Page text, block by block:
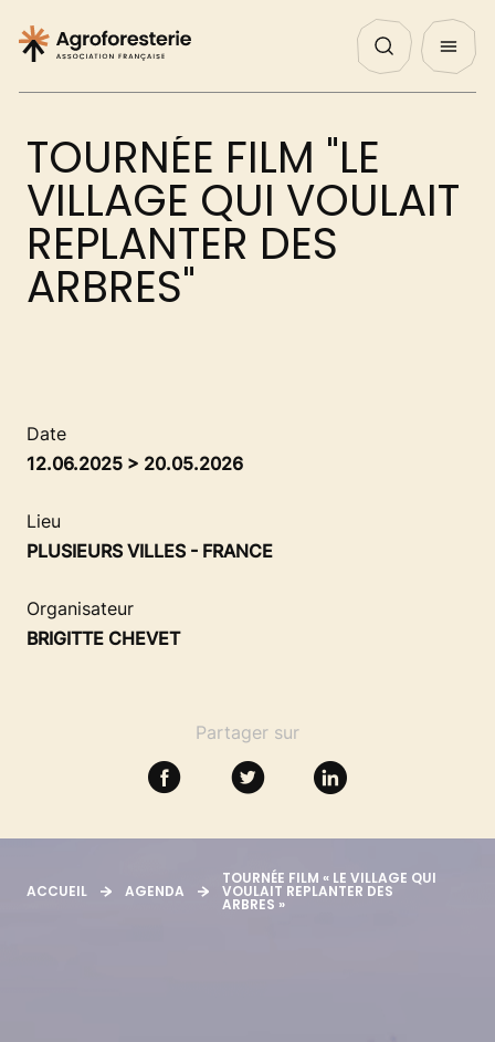
Nos Actualités English
QUI SOMMES NOUS ?
NOS ACTIONS
PROJETS
AGIR
TOURNÉE FILM "LE
VILLAGE QUI VOULAIT
REPLANTER DES
ARBRES"
Date
12.06.2025 > 20.05.2026
Lieu
PLUSIEURS VILLES - FRANCE
Organisateur
BRIGITTE CHEVET
Partager sur
ACCUEIL AGENDA
TOURNÉE FILM « LE VILLAGE QUI
VOULAIT REPLANTER DES
ARBRES »